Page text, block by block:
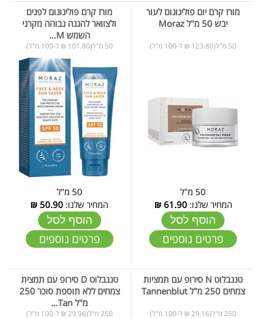
מורז קרם יום פוליגונום לעור
יבש 50 מ"ל Moraz
50 מ"ל(123.80 ₪ ל-100 מ"ל)
50 מ"ל
המחיר שלנו:61.90
₪
הוסף לסל
פרטים נוספים
מורז קרם פוליגונום לפנים
ולצוואר להגנה גבוהה מקרני
השמש M...
50 מ"ל(101.80 ₪ ל-100 מ"ל)
50 מ"ל
המחיר שלנו: 50.90
₪
הוסף לסל
פרטים נוספים
טננבלוט N סירופ עם תמציות
צמחים 250 מ"ל Tannenblut
250 מ"ל(29.16 ₪ ל-100 מ"ל)
טננבלוט D סירופ עם תמצית
צמחים ללא תוספת סוכר 250
מ"ל Tan...
250 מ"ל(29.96 ₪ ל-100 מ"ל)